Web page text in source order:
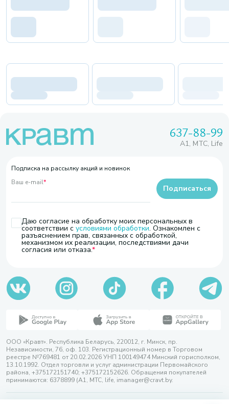
637-88-99
A1, МТС, Life
Подписка на рассылку акций и новинок
Ваш e-mail*
Даю согласие на обработку моих персональных в
соответствии с условиями обработки. Ознакомлен с
разъяснением прав, связанных с обработкой,
механизмом их реализации, последствиями дачи
согласия или отказа.
Подписаться
ООО «Кравт». Республика Беларусь, 220012, г. Минск, пр.
Независимости, 76, оф. 103. Регистрационный номер в Торговом
реестре №769481 от 20.02.2026 УНП 100149474 Минский горисполком,
13.10.1992. Отдел торговли и услуг администрации Первомайского
района, +375172151740; +375172152626. Обращения покупателей
принимаются: 6378899 (А1, МТС, life, imanager@cravt.by.